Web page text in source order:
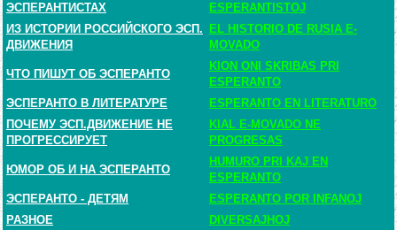
ЭСПЕРАНТИСТАХ
ESPERANTISTOJ
ИЗ ИСТОРИИ РОССИЙСКОГО ЭСП.
ДВИЖЕНИЯ
EL HISTORIO DE RUSIA E-
MOVADO
ЧТО ПИШУТ ОБ ЭСПЕРАНТО
KION ONI SKRIBAS PRI
ESPERANTO
ЭСПЕРАНТО В ЛИТЕРАТУРЕ
ESPERANTO EN LITERATURO
ПОЧЕМУ ЭСП.ДВИЖЕНИЕ НЕ
ПРОГРЕССИРУЕТ
KIAL E-MOVADO NE
PROGRESAS
ЮМОР ОБ И НА ЭСПЕРАНТО
HUMURO PRI KAJ EN
ESPERANTO
ЭСПЕРАНТО - ДЕТЯМ
ESPERANTO POR INFANOJ
РАЗНОЕ
DIVERSAJHOJ